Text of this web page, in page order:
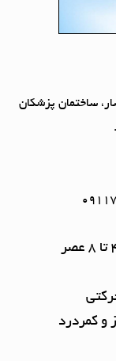
ساختمان پزشکان
کمردرد